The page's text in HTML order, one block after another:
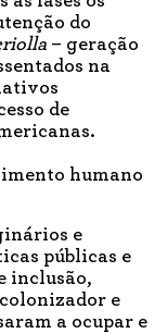
do
– geração
na
de
humano
e
públicas e
inclusão,
e
a ocupar e